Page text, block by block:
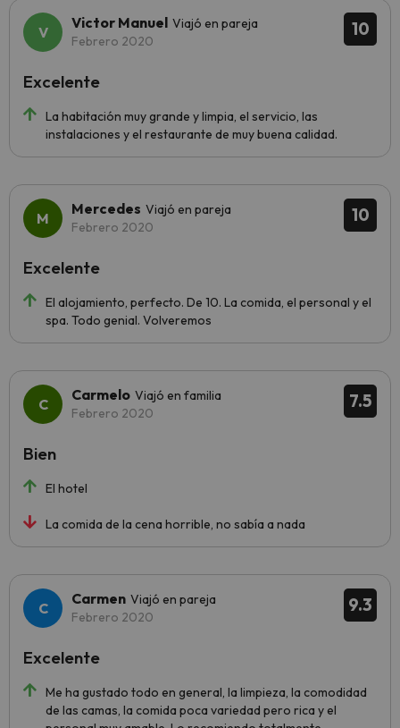
10
Victor Manuel Viajó en pareja
Febrero 2020
La habitación muy grande y limpia, el servicio, las
instalaciones y el restaurante de muy buena calidad.
Excelente
10
Mercedes Viajó en pareja
Febrero 2020
El alojamiento, perfecto. De 10. La comida, el personal y el
spa. Todo genial. Volveremos
Excelente
7.5
Carmelo Viajó en familia
Febrero 2020
El hotel
La comida de la cena horrible, no sabía a nada
Bien
9.3
Carmen Viajó en pareja
Febrero 2020
Me ha gustado todo en general, la limpieza, la comodidad
de las camas, la comida poca variedad pero rica y el
Excelente